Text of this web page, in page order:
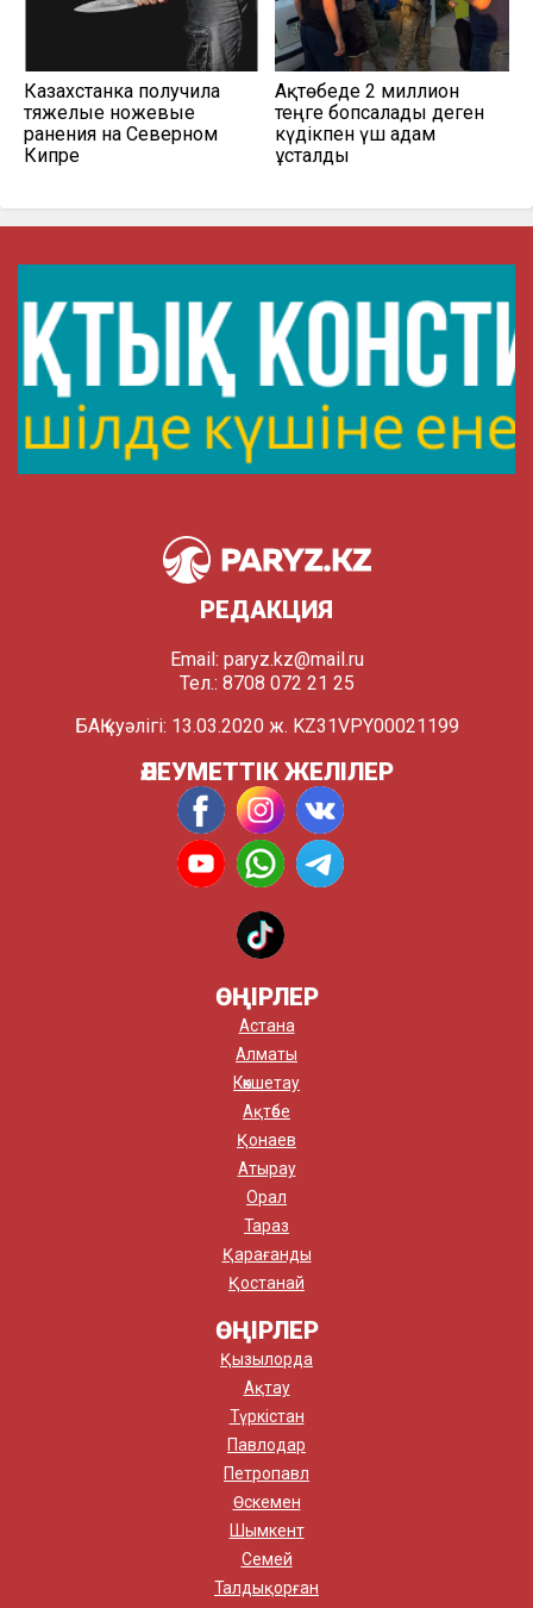
Казахстанка получила
тяжелые ножевые
ранения на Северном
Кипре
Ақтөбеде 2 миллион
теңге бопсалады деген
күдікпен үш адам
ұсталды
РЕДАКЦИЯ
Email: paryz.kz@mail.ru
Тел.: 8708 072 21 25
БАҚ куәлігі: 13.03.2020 ж. KZ31VPY00021199
ӘЛЕУМЕТТІК ЖЕЛІЛЕР
ӨҢІРЛЕР
Астана
Алматы
Көкшетау
Ақтөбе
Қонаев
Атырау
Орал
Тараз
Қарағанды
Қостанай
ӨҢІРЛЕР
Қызылорда
Ақтау
Түркістан
Павлодар
Петропавл
Өскемен
Шымкент
Семей
Талдықорған